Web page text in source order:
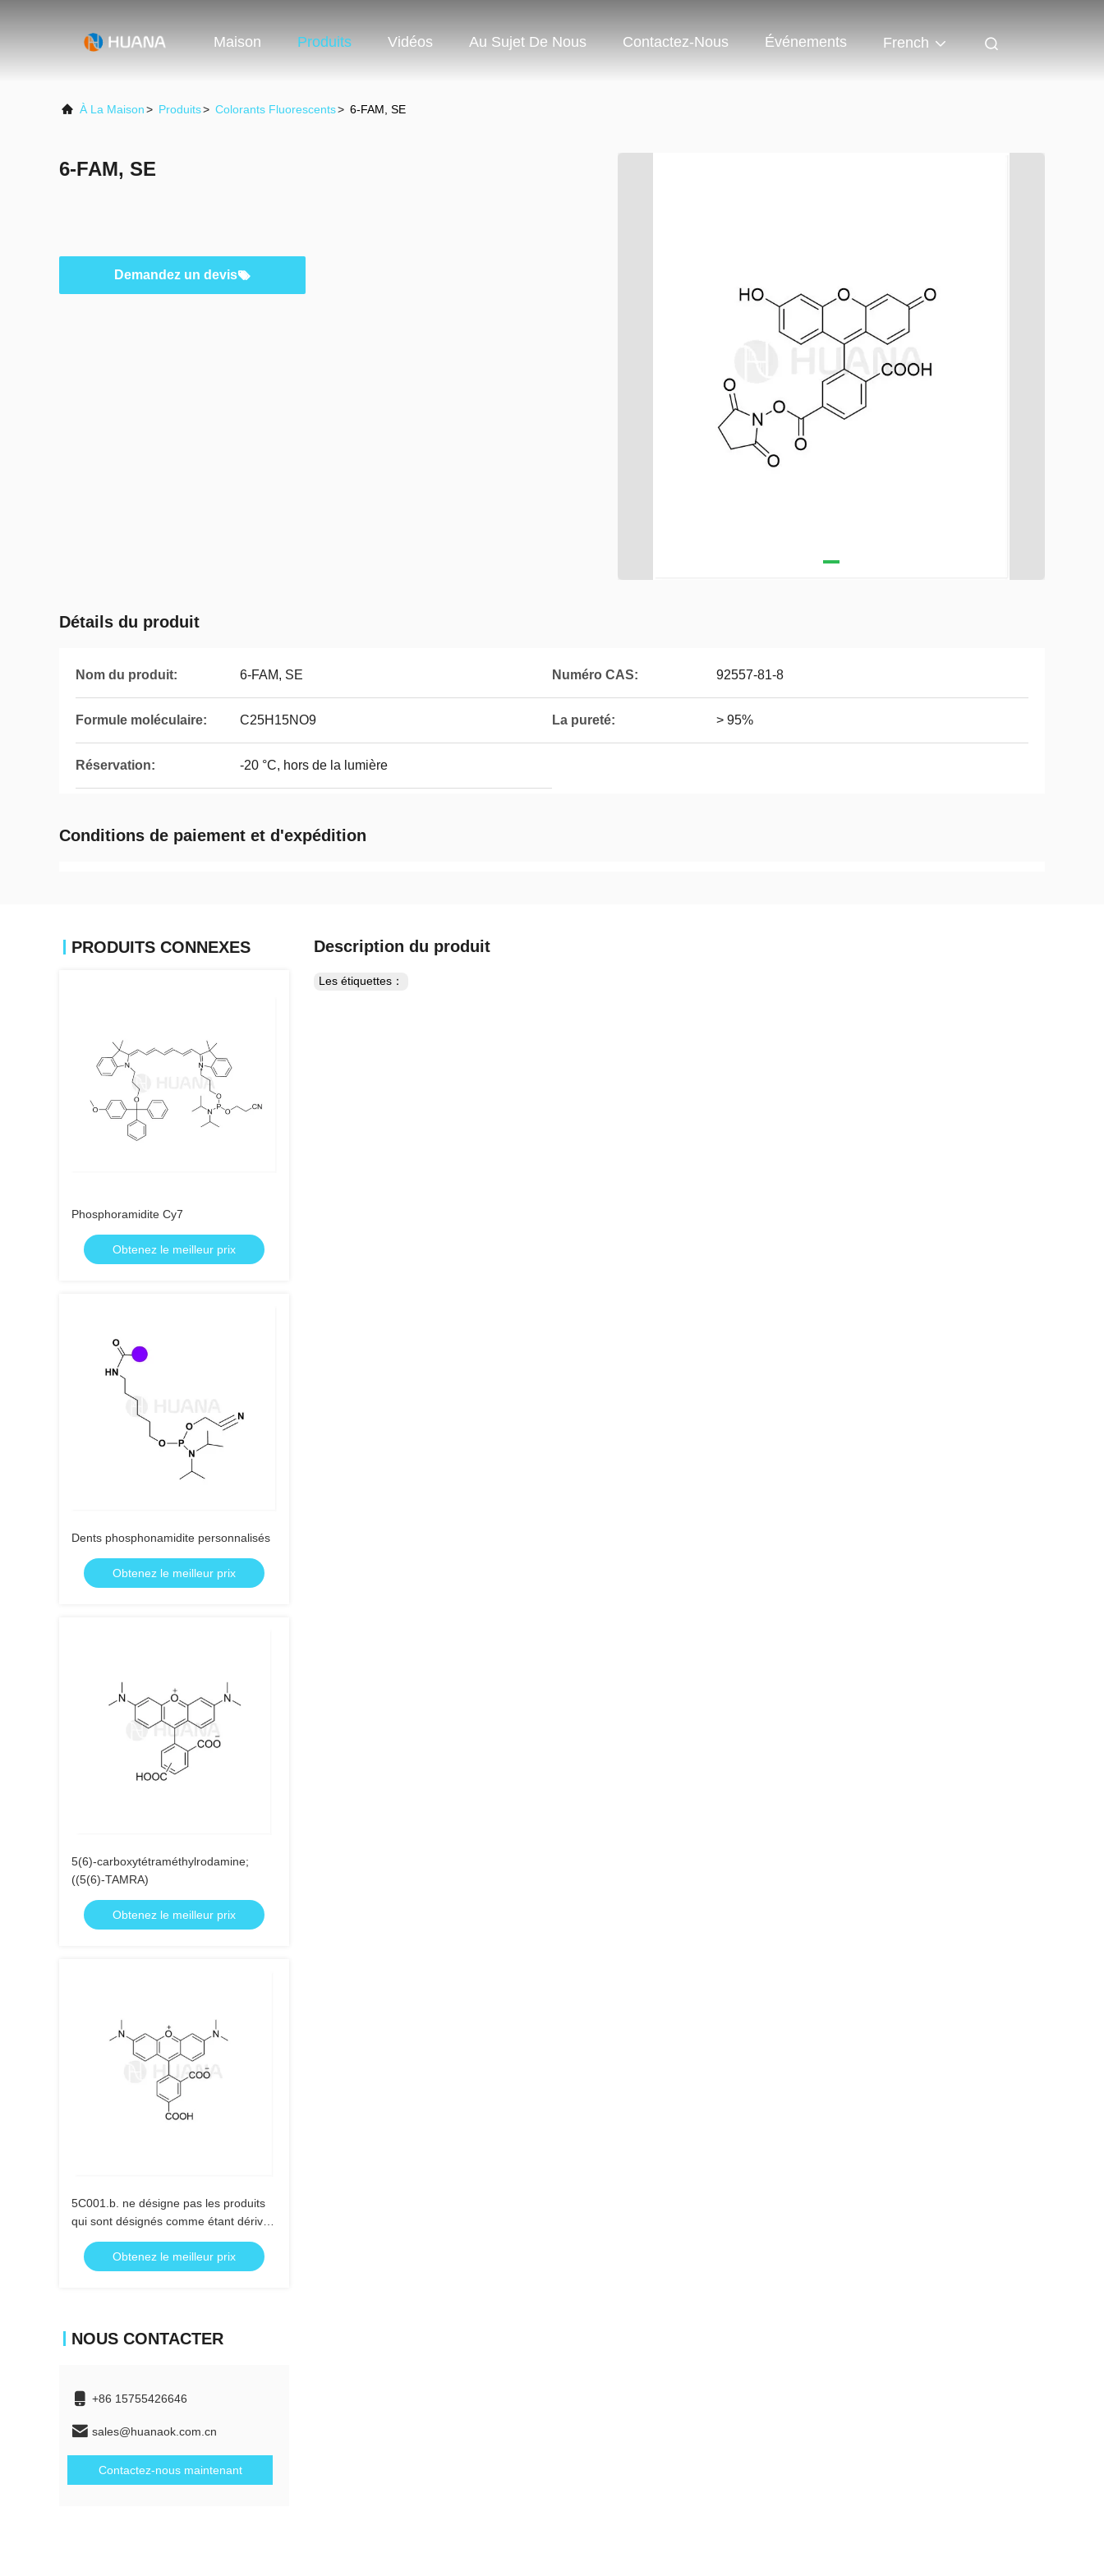
Maison Produits Vidéos Au Sujet De Nous Contactez-Nous Événements French
À La Maison> Produits> Colorants Fluorescents> 6-FAM, SE
6-FAM, SE
Demandez un devis
Détails du produit
Nom du produit: 6-FAM, SE Numéro CAS: 92557-81-8
Formule moléculaire: C25H15NO9 La pureté: > 95%
Réservation: -20 °C, hors de la lumière
Conditions de paiement et d'expédition
PRODUITS CONNEXES
Phosphoramidite Cy7
Obtenez le meilleur prix
Dents phosphonamidite personnalisés
Obtenez le meilleur prix
5(6)-carboxytétraméthylrodamine;
((5(6)-TAMRA)
Obtenez le meilleur prix
5C001.b. ne désigne pas les produits
qui sont désignés comme étant dérivés
du produit.
Obtenez le meilleur prix
NOUS CONTACTER
+86 15755426646
sales@huanaok.com.cn
Contactez-nous maintenant
Description du produit
Les étiquettes：